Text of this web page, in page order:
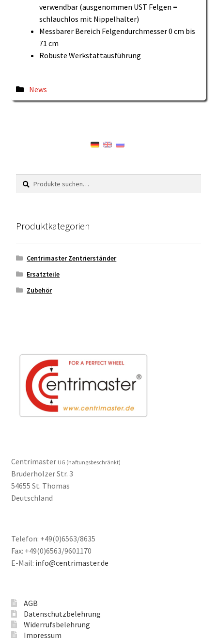
verwendbar (ausgenommen UST Felgen =
schlauchlos mit Nippelhalter)
Messbarer Bereich Felgendurchmesser 0 cm bis
71 cm
Robuste Werkstattausführung
Veröffentlicht
in
News
Suche
nach:
Suche
Produktkategorien
Centrimaster Zentrierständer
Ersatzteile
Zubehör
Centrimaster UG (haftungsbeschränkt)
Bruderholzer Str. 3
54655 St. Thomas
Deutschland
Telefon: +49(0)6563/8635
Fax: +49(0)6563/9601170
E-Mail: info@centrimaster.de
AGB
Datenschutzbelehrung
Widerrufsbelehrung
Impressum